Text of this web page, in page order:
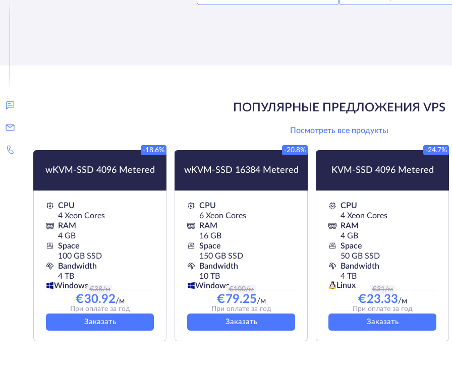
ПОПУЛЯРНЫЕ ПРЕДЛОЖЕНИЯ VPS
Посмотреть все продукты
wKVM-SSD 4096 Metered
-18.6%
CPU
4 Xeon Cores
RAM
4 GB
Space
100 GB SSD
Bandwidth
4 TB
Windows €38/м
€30.92/м
При оплате за год
Заказать
wKVM-SSD 16384 Metered
-20.8%
CPU
6 Xeon Cores
RAM
16 GB
Space
150 GB SSD
Bandwidth
10 TB
Windows€100/м
€79.25/м
При оплате за год
Заказать
KVM-SSD 4096 Metered
-24.7%
CPU
4 Xeon Cores
RAM
4 GB
Space
50 GB SSD
Bandwidth
4 TB
Linux
€31/м
€23.33/м
При оплате за год
Заказать